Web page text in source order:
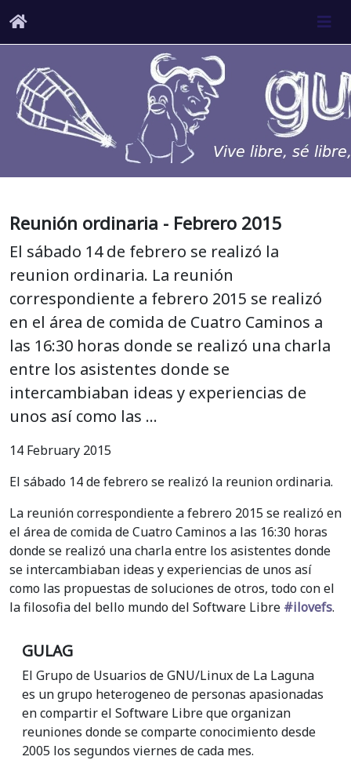
Reunión ordinaria - Febrero 2015
El sábado 14 de febrero se realizó la
reunion ordinaria. La reunión
correspondiente a febrero 2015 se realizó
en el área de comida de Cuatro Caminos a
las 16:30 horas donde se realizó una charla
entre los asistentes donde se
intercambiaban ideas y experiencias de
unos así como las …
14 February 2015
El sábado 14 de febrero se realizó la reunion ordinaria.
La reunión correspondiente a febrero 2015 se realizó en
el área de comida de Cuatro Caminos a las 16:30 horas
donde se realizó una charla entre los asistentes donde
se intercambiaban ideas y experiencias de unos así
como las propuestas de soluciones de otros, todo con el
la filosofia del bello mundo del Software Libre #ilovefs.
GULAG
El Grupo de Usuarios de GNU/Linux de La Laguna
es un grupo heterogeneo de personas apasionadas
en compartir el Software Libre que organizan
reuniones donde se comparte conocimiento desde
2005 los segundos viernes de cada mes.